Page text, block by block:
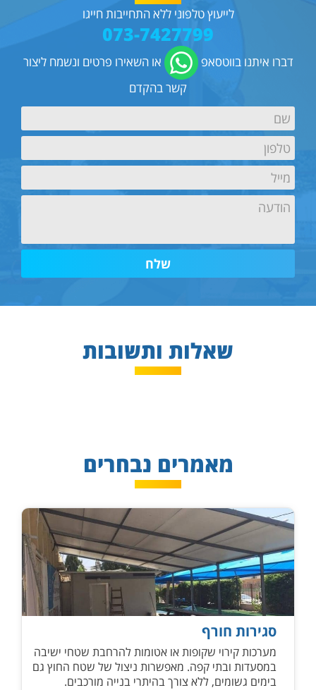
לייעוץ טלפוני ללא התחייבות חייגו
073-7427799
דברו איתנו בווטסאפ
או השאירו פרטים ונשמח ליצור
קשר בהקדם
Name
ראשון
Phone
ראשון
Email
ראשון
Untitled
שאלות ותשובות
מאמרים נבחרים
סגירות חורף
מערכות קירוי שקופות או אטומות להרחבת שטחי ישיבה
במסעדות ובתי קפה. מאפשרות ניצול של שטח החוץ גם
בימים גשומים, ללא צורך בהיתרי בנייה מורכבים.